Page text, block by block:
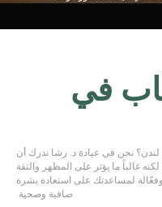
في
نحن في عيادة د. رشا ندرك أن
ما يؤثر على المظهر والثقة
لمساعدتك على استعادة بشرة
صافية وصحية.